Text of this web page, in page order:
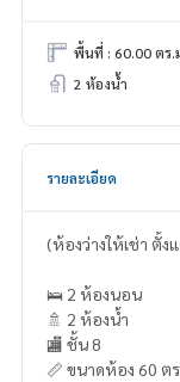
พื้นที่ : 60.00 ตร.
2 ห้องน้ำ
รายละเอียด
(ห้องว่างให้เช่า ตั้
🛌 2 ห้องนอน
🚿 2 ห้องน้ำ
🏬 ชั้น 8
📏 ขนาดห้อง 60 ต